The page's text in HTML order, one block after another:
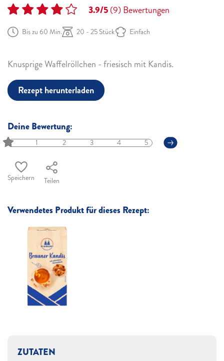
3.9/5(9)Bewertungen
Bis zu 60 Min. 20 - 25 Stück Einfach
Knusprige Waffelröllchen - friesisch mit Kandis.
Rezept herunterladen
Deine Bewertung:
1 2 3 4 5
Speichern Teilen
Verwendetes Produkt für dieses Rezept:
ZUTATEN